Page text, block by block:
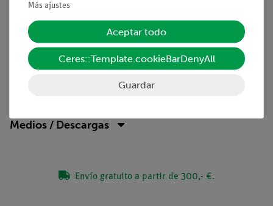
Accesorios necesarios
Balanza de precisión 620g/0,001g
Volumen de suministro
Medios / Descargas
Envío gratuito a partir de 300,- €.
Más ajustes
Aceptar todo
Ceres::Template.cookieBarDenyAll
Guardar